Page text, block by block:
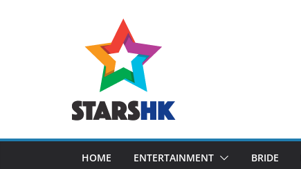
HOME ENTERTAINMENT BRIDE